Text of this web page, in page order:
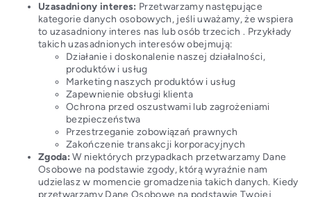
Uzasadniony interes: Przetwarzamy następujące
kategorie danych osobowych, jeśli uważamy, że wspiera
to uzasadniony interes nas lub osób trzecich . Przykłady
takich uzasadnionych interesów obejmują:
Działanie i doskonalenie naszej działalności,
produktów i usług
Marketing naszych produktów i usług
Zapewnienie obsługi klienta
Ochrona przed oszustwami lub zagrożeniami
bezpieczeństwa
Przestrzeganie zobowiązań prawnych
Zakończenie transakcji korporacyjnych
Zgoda: W niektórych przypadkach przetwarzamy Dane
Osobowe na podstawie zgody, którą wyraźnie nam
udzielasz w momencie gromadzenia takich danych. Kiedy
przetwarzamy Dane Osobowe na podstawie Twojej